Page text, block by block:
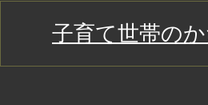
子育て世帯の